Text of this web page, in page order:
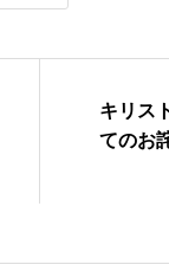
キリス
てのお